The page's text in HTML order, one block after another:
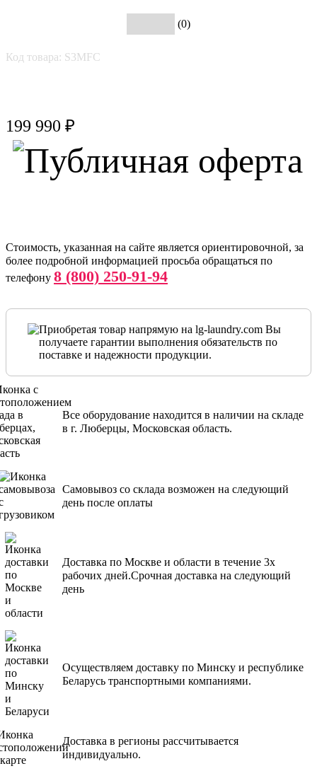
(0)
Код товара: S3MFC
199 990 ₽
Стоимость, указанная на сайте является ориентировочной, за
более подробной информацией просьба обращаться по
телефону 8 (800) 250-91-94
Приобретая товар напрямую на lg-laundry.com Вы
получаете гарантии выполнения обязательств по
поставке и надежности продукции.
Все оборудование находится в наличии на складе
в г. Люберцы, Московская область.
Самовывоз со склада возможен на следующий
день после оплаты
Доставка по Москве и области в течение 3х
рабочих дней.Срочная доставка на следующий
день
Осуществляем доставку по Минску и республике
Беларусь транспортными компаниями.
Доставка в регионы рассчитывается
индивидуально.